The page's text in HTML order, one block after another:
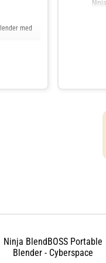
med
Ninja BlendBOSS Portable
Blender - Cyberspace